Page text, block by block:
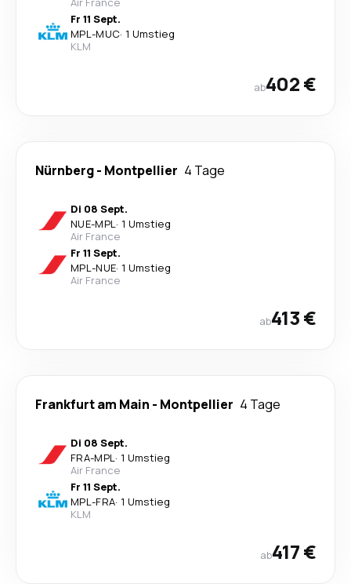
Fr 11 Sept.
MPL-MUC· 1 Umstieg
KLM
ab402 €
Nürnberg- Montpellier 4 Tage
Di 08 Sept.
NUE-MPL· 1 Umstieg
Air France
Fr 11 Sept.
MPL-NUE· 1 Umstieg
Air France
ab413 €
Frankfurt am Main - Montpellier 4 Tage
Di 08 Sept.
FRA-MPL· 1 Umstieg
Air France
Fr 11 Sept.
MPL-FRA· 1 Umstieg
KLM
ab417 €